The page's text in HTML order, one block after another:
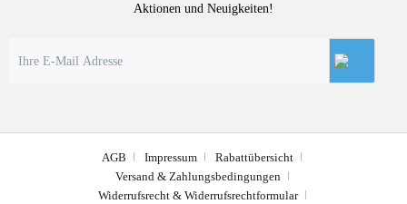
Aktionen und Neuigkeiten!
AGB Impressum
Rabattübersicht
Versand & Zahlungsbedingungen
Widerrufsrecht & Widerrufsrechtformular